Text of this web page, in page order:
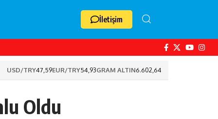
İletişim
USD/TRY47,59EUR/TRY54,93GRAM ALTIN6.602,64
Oldu